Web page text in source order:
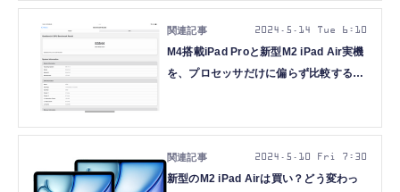
M4搭載iPad Proと新型M2 iPad Air実機
を、プロセッサだけに偏らず比較する
2024.5.14 Tue 6:10
新型のM2 iPad Airは買い？どう変わっ
2024.5.10 Fri 7:30